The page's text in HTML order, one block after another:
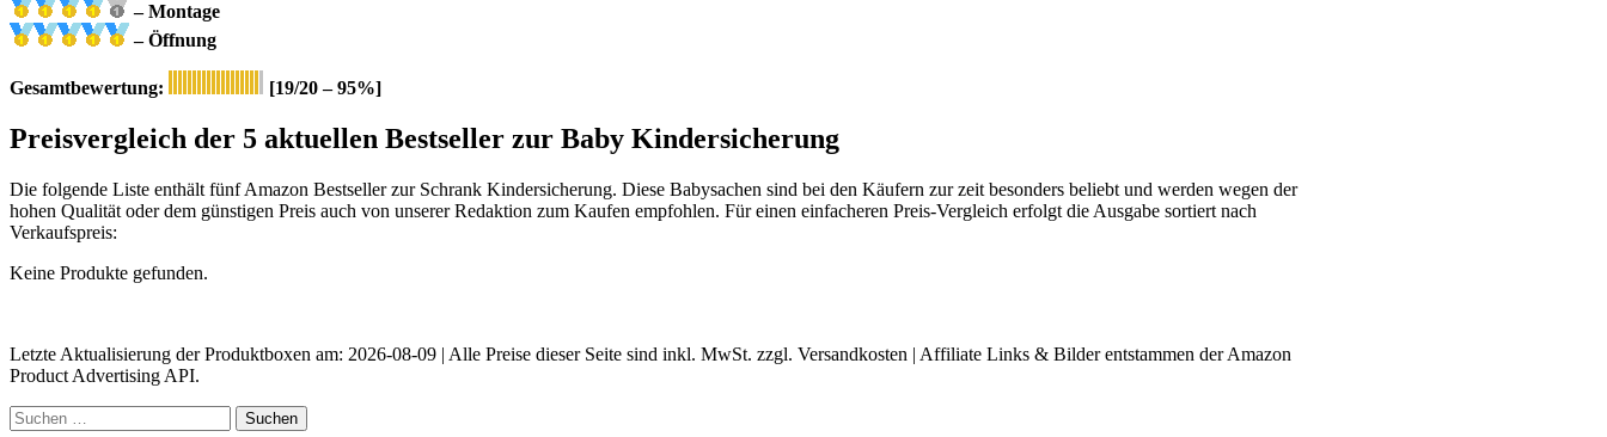
– Montage
– Öffnung
Gesamtbewertung: [19/20 – 95%]
Preisvergleich der 5 aktuellen Bestseller zur Baby Kindersicherung
Die folgende Liste enthält fünf Amazon Bestseller zur Schrank Kindersicherung. Diese Babysachen sind bei den Käufern zur zeit besonders beliebt und werden wegen der
hohen Qualität oder dem günstigen Preis auch von unserer Redaktion zum Kaufen empfohlen. Für einen einfacheren Preis-Vergleich erfolgt die Ausgabe sortiert nach
Verkaufspreis:
Keine Produkte gefunden.
Letzte Aktualisierung der Produktboxen am: 2026-08-09 | Alle Preise dieser Seite sind inkl. MwSt. zzgl. Versandkosten | Affiliate Links & Bilder entstammen der Amazon
Product Advertising API.
Suchen